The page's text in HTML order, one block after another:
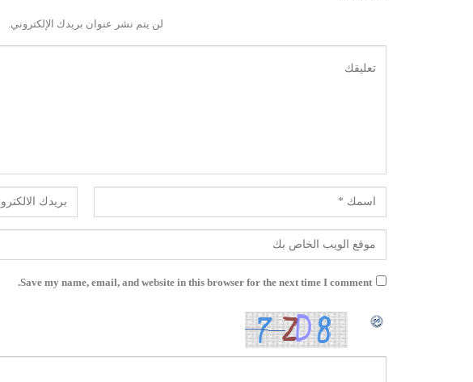
لن يتم نشر عنوان بريدك الإلكتروني.
Save my name, email, and website in this browser for the next time I comment.